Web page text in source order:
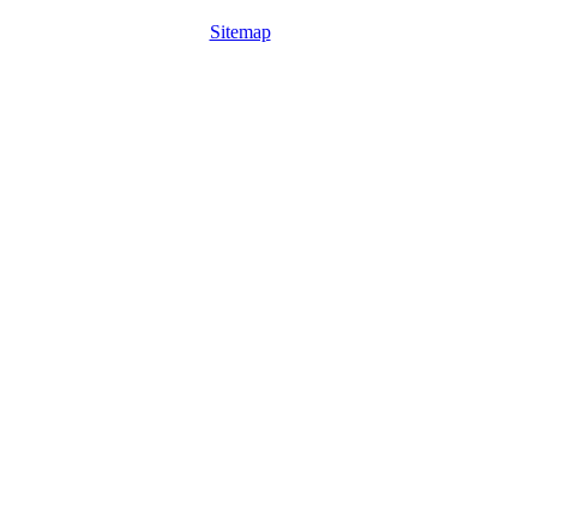
Sitemap